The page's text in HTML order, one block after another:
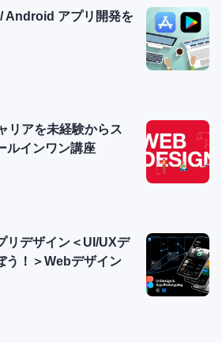
Android アプリ開発を
リアを未経験からス
ルインワン講座
リデザイン＜UI/UXデ
う！＞Webデザイン